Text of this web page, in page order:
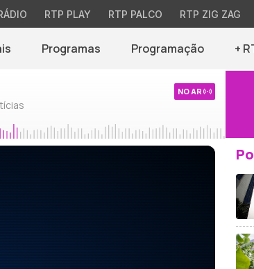
RTP PLAY RTP PALCO RTP ZIG ZAG
Programas Programação +
NO AR